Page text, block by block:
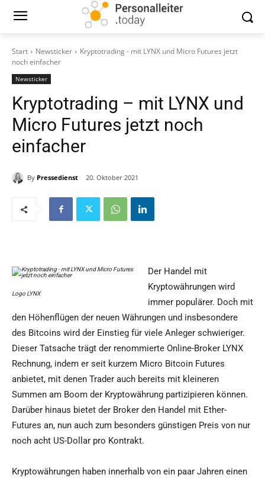
Start Newsticker
Kryptotrading - mit LYNX und Micro Futures jetzt
noch einfacher
Newsticker
Kryptotrading – mit LYNX und
Micro Futures jetzt noch
einfacher
By Pressedienst 20. Oktober 2021
Logo LYNX
Der Handel mit
Kryptowährungen wird
immer populärer. Doch mit
den Höhenflügen der neuen Währungen und insbesondere
des Bitcoins wird der Einstieg für viele Anleger schwieriger.
Dieser Tatsache trägt der renommierte Online-Broker LYNX
Rechnung, indem er seit kurzem Micro Bitcoin Futures
anbietet, mit denen Trader auch bereits mit kleineren
Summen am Boom der Kryptowährung partizipieren können.
Darüber hinaus bietet der Broker den Handel mit Ether-
Futures an, nun auch zum besonders günstigen Preis von nur
noch acht US-Dollar pro Kontrakt.
Kryptowährungen haben innerhalb von ein paar Jahren einen